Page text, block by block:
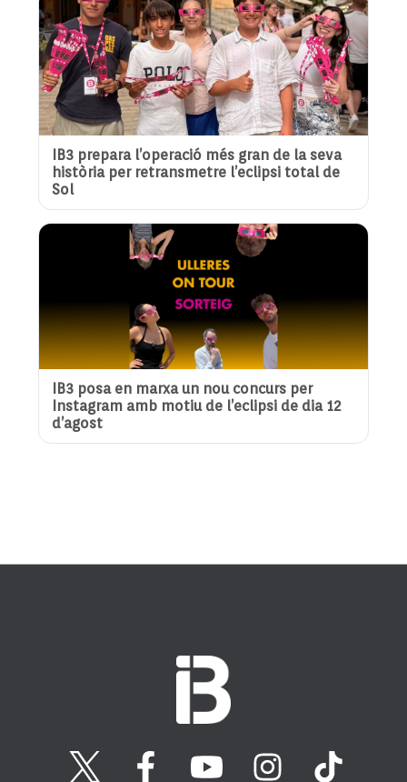
IB3 prepara l’operació més gran de la seva
història per retransmetre l’eclipsi total de
Sol
IB3 posa en marxa un nou concurs per
Instagram amb motiu de l’eclipsi de dia 12
d’agost